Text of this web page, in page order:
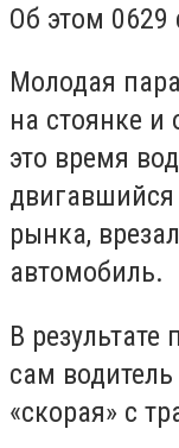
Об этом
Молодая
на стоянке и
это время
двигавшийся
рынка,
автомобиль.
В
сам
«скорая» с